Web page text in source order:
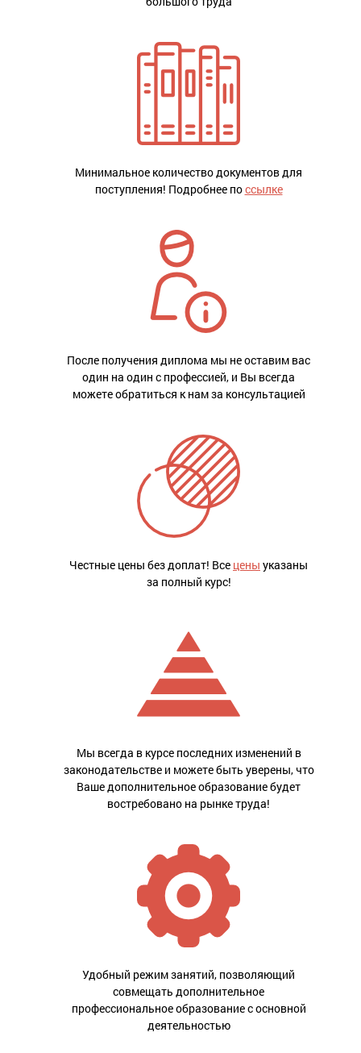
Минимальное количество документов для
поступления! Подробнее поссылке
После получения диплома мы не оставим вас
один на один с профессией, и Вы всегда
можете обратиться к нам за консультацией
Честные цены без доплат! Все цены указаны
за полный курс!
Мы всегда в курсе последних изменений в
законодательстве и можете быть уверены, что
Ваше дополнительное образование будет
востребовано на рынке труда!
Удобный режим занятий, позволяющий
совмещать дополнительное
профессиональное образование с основной
деятельностью